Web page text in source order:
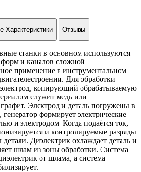
Характеристики Отзывы
станки в основном используются
форм и каналов сложной
применение в инструментальном
Для обработки
электрод, копирующий обрабатываемую
служит медь или
Электрод и деталь погружены в
формирует электрические
и электродом. Когда подаётся ток,
и контролируемые разряды
детали. Диэлектрик охлаждает деталь и
шлам из зоны обработки. Система
от шлама, а система